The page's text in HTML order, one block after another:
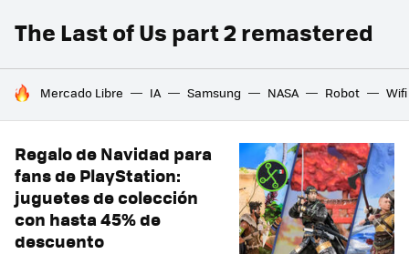
The Last of Us part 2 remastered
HOY SE HABLA DE
Mercado Libre IA Samsung NASA Robot Wifi
Regalo de Navidad para
fans de PlayStation:
juguetes de colección
con hasta 45% de
descuento